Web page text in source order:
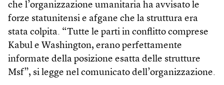
che l’organizzazione umanitaria ha avvisato le
forze statunitensi e afgane che la struttura era
stata colpita. “Tutte le parti in conflitto comprese
Kabul e Washington, erano perfettamente
informate della posizione esatta delle strutture
Msf”, si legge nel comunicato dell’organizzazione.